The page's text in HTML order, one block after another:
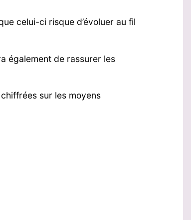
celui-ci risque d’évoluer au fil
également de rassurer les
sur les moyens